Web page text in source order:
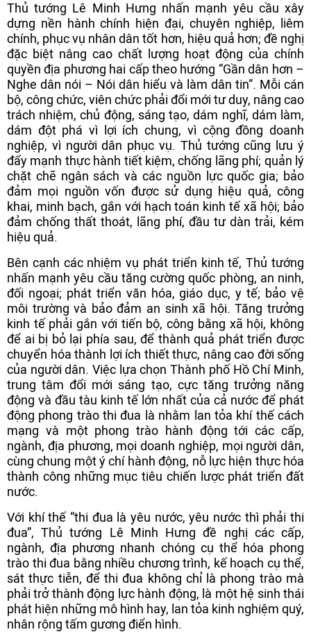
Thủ tướng Lê Minh Hưng nhấn mạnh yêu cầu xây
dựng nền hành chính hiện đại, chuyên nghiệp, liêm
chính, phục vụ nhân dân tốt hơn, hiệu quả hơn; đề nghị
đặc biệt nâng cao chất lượng hoạt động của chính
quyền địa phương hai cấp theo hướng “Gần dân hơn –
Nghe dân nói – Nói dân hiểu và làm dân tin”. Mỗi cán
bộ, công chức, viên chức phải đổi mới tư duy, nâng cao
trách nhiệm, chủ động, sáng tạo, dám nghĩ, dám làm,
dám đột phá vì lợi ích chung, vì cộng đồng doanh
nghiệp, vì người dân phục vụ. Thủ tướng cũng lưu ý
đẩy mạnh thực hành tiết kiệm, chống lãng phí; quản lý
chặt chẽ ngân sách và các nguồn lực quốc gia; bảo
đảm mọi nguồn vốn được sử dụng hiệu quả, công
khai, minh bạch, gắn với hạch toán kinh tế xã hội; bảo
đảm chống thất thoát, lãng phí, đầu tư dàn trải, kém
hiệu quả.
Bên cạnh các nhiệm vụ phát triển kinh tế, Thủ tướng
nhấn mạnh yêu cầu tăng cường quốc phòng, an ninh,
đối ngoại; phát triển văn hóa, giáo dục, y tế; bảo vệ
môi trường và bảo đảm an sinh xã hội. Tăng trưởng
kinh tế phải gắn với tiến bộ, công bằng xã hội, không
để ai bị bỏ lại phía sau, để thành quả phát triển được
chuyển hóa thành lợi ích thiết thực, nâng cao đời sống
của người dân. Việc lựa chọn Thành phố Hồ Chí Minh,
trung tâm đổi mới sáng tạo, cực tăng trưởng năng
động và đầu tàu kinh tế lớn nhất của cả nước để phát
động phong trào thi đua là nhằm lan tỏa khí thế cách
mạng và một phong trào hành động tới các cấp,
ngành, địa phương, mọi doanh nghiệp, mọi người dân,
cùng chung một ý chí hành động, nỗ lực hiện thực hóa
thành công những mục tiêu chiến lược phát triển đất
nước.
Với khí thế “thi đua là yêu nước, yêu nước thì phải thi
đua”, Thủ tướng Lê Minh Hưng đề nghị các cấp,
ngành, địa phương nhanh chóng cụ thể hóa phong
trào thi đua bằng nhiều chương trình, kế hoạch cụ thể,
sát thực tiễn, để thi đua không chỉ là phong trào mà
phải trở thành động lực hành động, là một hệ sinh thái
phát hiện những mô hình hay, lan tỏa kinh nghiệm quý,
nhân rộng tấm gương điển hình.